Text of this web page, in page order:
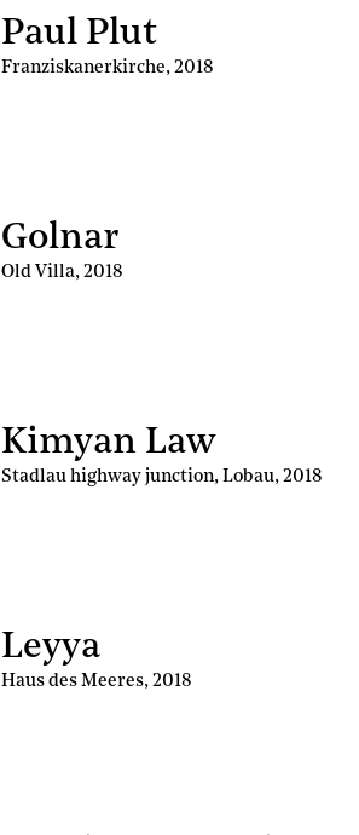
Paul Plut
Franziskanerkirche,2018
Golnar
Old Villa,2018
Kimyan Law
Stadlau highway junction, Lobau,2018
Leyya
Haus des Meeres,2018